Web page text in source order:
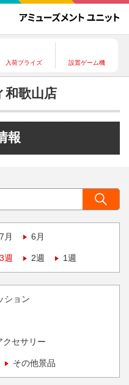
入荷プライズ 設置ゲーム機
歌山店
報
7月 6月
3週 2週 1週
ション
クセサリー
その他景品